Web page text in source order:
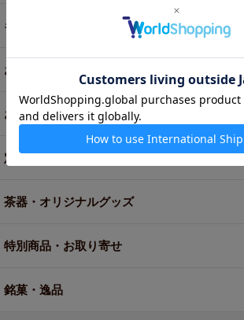
ギフト
お菓子・食品・飲料
お買い得商品
定期便
茶器・オリジナルグッズ
特別商品・お取り寄せ
銘菓・逸品